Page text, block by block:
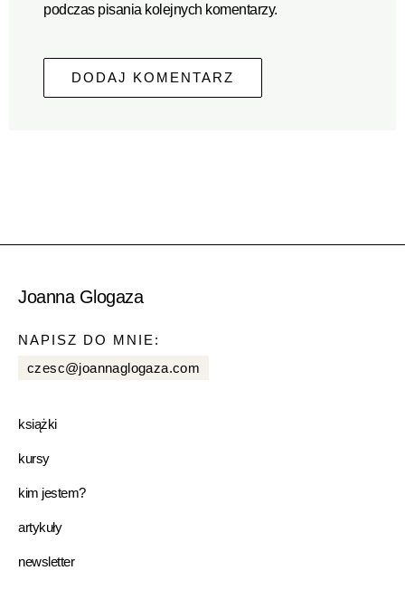
podczas pisania kolejnych komentarzy.
Joanna Glogaza
NAPISZ DO MNIE:
czesc@joannaglogaza.com
książki
kursy
kim jestem?
artykuły
newsletter